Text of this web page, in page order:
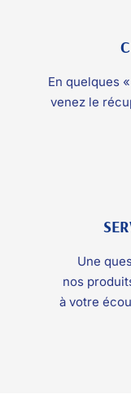
En quelques
venez le
Une
nos
à votre